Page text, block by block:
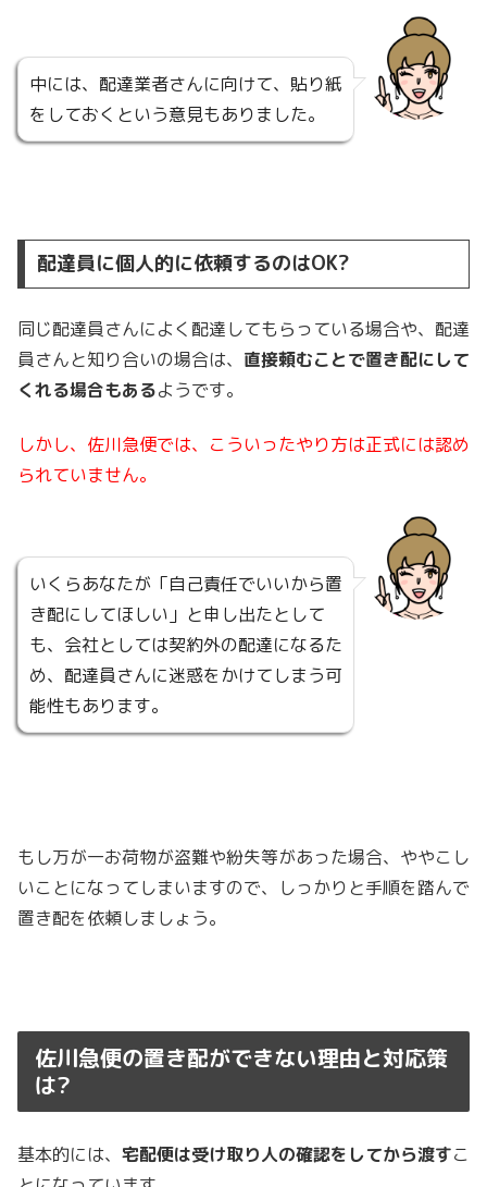
中には、配達業者さんに向けて、貼り紙
をしておくという意見もありました。
配達員に個人的に依頼するのはOK?
同じ配達員さんによく配達してもらっている場合や、配達
員さんと知り合いの場合は、 直接頼むことで置き配にして
くれる場合もあるようです。
しかし、佐川急便では、こういったやり方は正式には認め
られていません。
いくらあなたが「自己責任でいいから置
き配にしてほしい」と申し出たとして
も、会社としては契約外の配達になるた
め、配達員さんに迷惑をかけてしまう可
能性もあります。
もし万が一お荷物が盗難や紛失等があった場合、ややこし
いことになってしまいますので、しっかりと手順を踏んで
置き配を依頼しましょう。
佐川急便の置き配ができない理由と対応策
は?
基本的には、 宅配便は受け取り人の確認をしてから渡すこ